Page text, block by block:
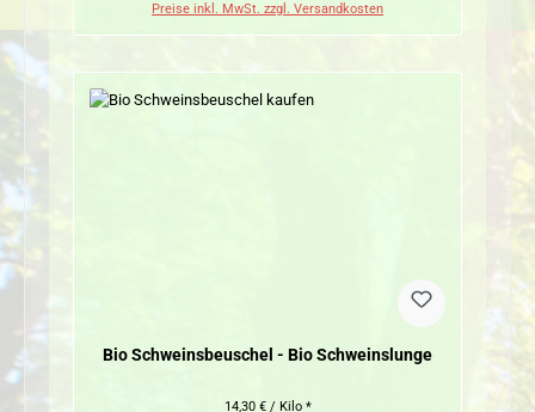
Preise inkl. MwSt. zzgl. Versandkosten
Bio Schweinsbeuschel - Bio Schweinslunge
14,30 € / Kilo *